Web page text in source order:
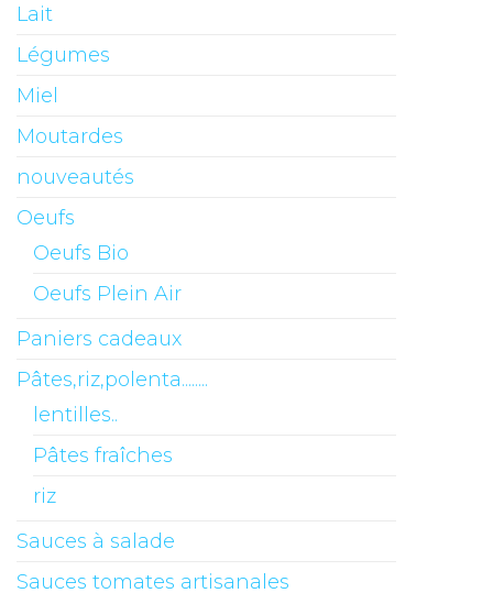
Lait
Légumes
Miel
Moutardes
nouveautés
Oeufs
Oeufs Bio
Oeufs Plein Air
Paniers cadeaux
Pâtes,riz,polenta........
lentilles..
Pâtes fraîches
riz
Sauces à salade
Sauces tomates artisanales